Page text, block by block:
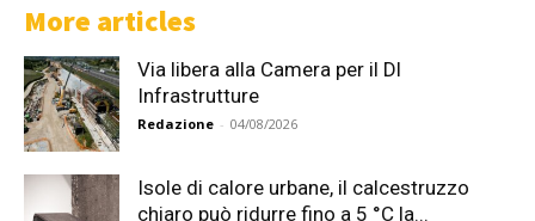
More articles
Via libera alla Camera per il Dl
Infrastrutture
Redazione - 04/08/2026
Isole di calore urbane, il calcestruzzo
chiaro può ridurre fino a 5 °C la...